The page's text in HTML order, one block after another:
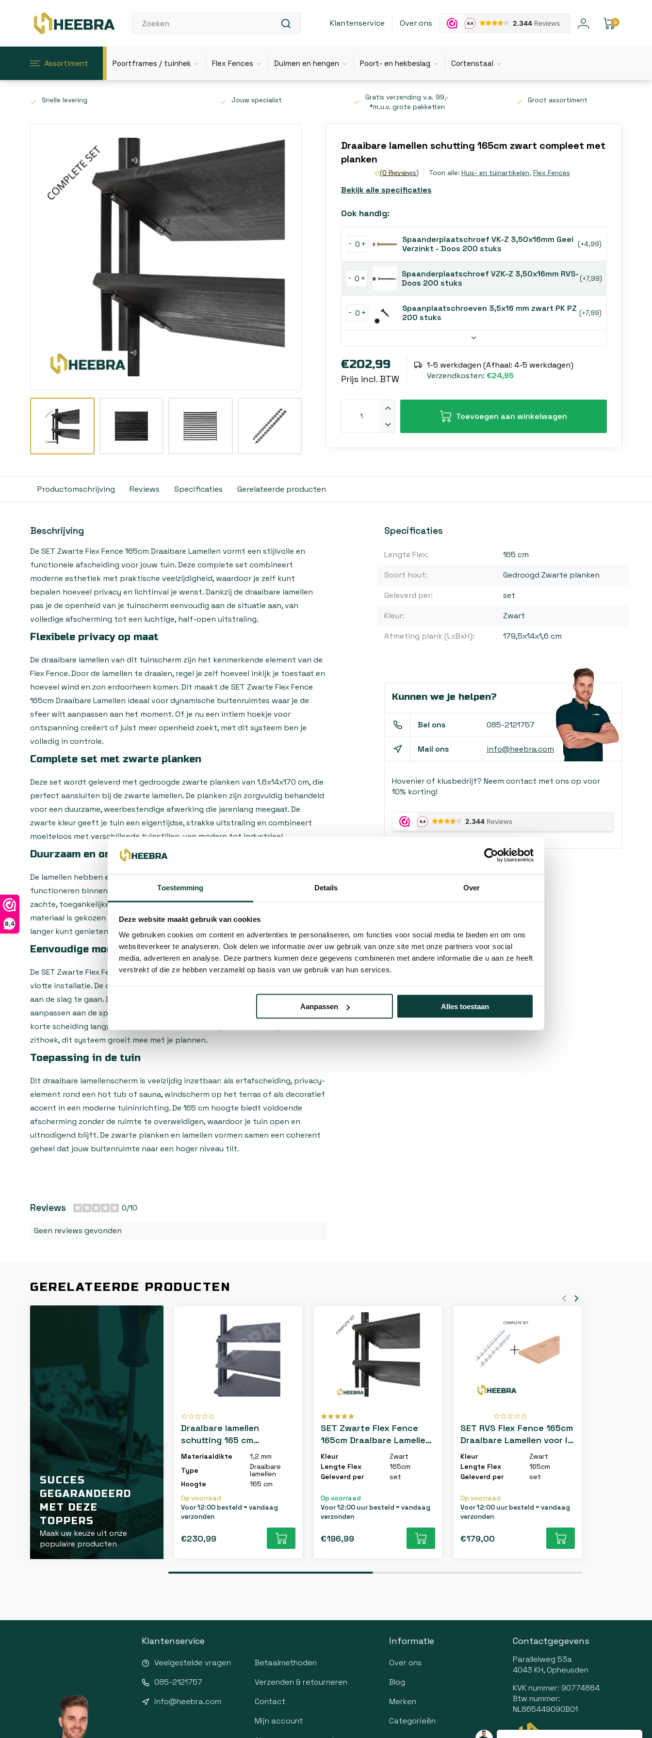
Toestemming Details Over
Deze website maakt gebruik van cookies
We gebruiken cookies om content en advertenties te personaliseren, om functies voor social media te bieden en om ons
websiteverkeer te analyseren. Ook delen we informatie over uw gebruik van onze site met onze partners voor social
media, adverteren en analyse. Deze partners kunnen deze gegevens combineren met andere informatie die u aan ze heeft
verstrekt of die ze hebben verzameld op basis van uw gebruik van hun services.
Aanpassen Alles toestaan
8,4
Klantenservice Over ons 0
Assortiment Poortframes / tuinhek Flex Fences Duimen en hengen Poort- en hekbeslag Cortenstaal
Snelle levering Jouw specialist
Gratis verzending v.a. 99,-
*m.u.v. grote pakketten
Groot assortiment
Draaibare lamellen schutting 165cm zwart compleet met
planken
(0 Reviews) Toon alle: Huis- en tuinartikelen, Flex Fences
Bekijk alle specificaties
Ook handig:
- +
Spaanderplaatschroef VK-Z 3,50x16mm Geel
Verzinkt - Doos 200 stuks
(+4,99)
- +
Spaanderplaatschroef VZK-Z 3,50x16mm RVS-
Doos 200 stuks
(+7,99)
- +
Spaanplaatschroeven 3,5x16 mm zwart PK PZ
200 stuks
(+7,99)
€202,99
Prijs incl. BTW
1-5 werkdagen (Afhaal: 4-5 werkdagen)
Verzendkosten: €24,95
Toevoegen aan winkelwagen
Productomschrijving Reviews Specificaties Gerelateerde producten
Beschrijving
De SET Zwarte Flex Fence 165cm Draaibare Lamellen vormt een stijlvolle en
functionele afscheiding voor jouw tuin. Deze complete set combineert
moderne esthetiek met praktische veelzijdigheid, waardoor je zelf kunt
bepalen hoeveel privacy en lichtinval je wenst. Dankzij de draaibare lamellen
pas je de openheid van je tuinscherm eenvoudig aan de situatie aan, van
volledige afscherming tot een luchtige, half-open uitstraling.
Flexibele privacy op maat
De draaibare lamellen van dit tuinscherm zijn het kenmerkende element van de
Flex Fence. Door de lamellen te draaien, regel je zelf hoeveel inkijk je toestaat en
hoeveel wind en zon erdoorheen komen. Dit maakt de SET Zwarte Flex Fence
165cm Draaibare Lamellen ideaal voor dynamische buitenruimtes waar je de
sfeer wilt aanpassen aan het moment. Of je nu een intiem hoekje voor
ontspanning creëert of juist meer openheid zoekt, met dit systeem ben je
volledig in controle.
Complete set met zwarte planken
Deze set wordt geleverd met gedroogde zwarte planken van 1.6x14x170 cm, die
perfect aansluiten bij de zwarte lamellen. De planken zijn zorgvuldig behandeld
voor een duurzame, weerbestendige afwerking die jarenlang meegaat. De
zwarte kleur geeft je tuin een eigentijdse, strakke uitstraling en combineert
moeiteloos met verschillende tuinstijlen, van modern tot industrieel.
Duurzaam en onderhoudsvriendelijk
De lamellen hebben een breedte van 10 cm en zijn ontworpen om optimaal te
functioneren binnen het Flex Fence systeem. De ronde hoeken zorgen voor een
zachte, toegankelijke uitstraling en verhogen tegelijkertijd de veiligheid. Het
materiaal is gekozen op duurzaamheid en vraagt weinig onderhoud, zodat je
langer kunt genieten van je tuinafscheiding zonder intensieve verzorging.
Eenvoudige montage en flexibiliteit
De SET Zwarte Flex Fence 165cm Draaibare Lamellen is ontworpen voor een
vlotte installatie. De complete set bevat alle benodigde onderdelen om direct
aan de slag te gaan. Door de modulaire opbouw kun je de configuratie
aanpassen aan de specifieke afmetingen en wensen van jouw tuin. Of je nu een
korte scheiding langs het terras plaatst of een langere afscheiding rondom je
zithoek, dit systeem groeit mee met je plannen.
Toepassing in de tuin
Dit draaibare lamellenscherm is veelzijdig inzetbaar: als erfafscheiding, privacy-
element rond een hot tub of sauna, windscherm op het terras of als decoratief
accent in een moderne tuininrichting. De 165 cm hoogte biedt voldoende
afscherming zonder de ruimte te overweldigen, waardoor je tuin open en
uitnodigend blijft. De zwarte planken en lamellen vormen samen een coherent
geheel dat jouw buitenruimte naar een hoger niveau tilt.
Reviews 0/10
Geen reviews gevonden
Specificaties
Lengte Flex:
165 cm
Soort hout:
Gedroogd Zwarte planken
Geleverd per:
set
Kleur:
Zwart
Afmeting plank (LxBxH):
179,5x14x1,6 cm
Kunnen we je helpen?
Bel ons 085-2121757
Mail ons info@heebra.com
Hovenier of klusbedrijf? Neem contact met ons op voor
10% korting!
GERELATEERDE PRODUCTEN
SUCCES
GEGARANDEERD
MET DEZE
TOPPERS
Maak uw keuze uit onze
populaire producten
Draaibare lamellen
schutting 165 cm
antraciet staal - Flex
Materiaaldikte
1,2 mm
Type
Draaibare
lamellen
Hoogte
165 cm
Op voorraad
Voor 12:00 besteld = vandaag
verzonden
€230,99
SET Zwarte Flex Fence
165cm Draaibare Lamellen
voor in de tuin compleet
met zwarte planken
Kleur
Zwart
Lengte Flex
165cm
Geleverd per
set
Op voorraad
Voor 12:00 uur besteld = vandaag
verzonden
€196,99
SET RVS Flex Fence 165cm
Draaibare Lamellen voor in
de tuin compleet met
douglas planken
Kleur
Zwart
Lengte Flex
165cm
Geleverd per
set
Op voorraad
Voor 12:00 uur besteld = vandaag
verzonden
€179,00
Klantenservice
Veelgestelde vragen
085-2121757
info@heebra.com
Betaalmethoden
Verzenden & retourneren
Contact
Mijn account
Informatie
Over ons
Blog
Merken
Categorieën
Contactgegevens
Parallelweg 53a
4043 KH, Opheusden
KVK nummer: 90774884
Btw nummer:
NL865449090B01